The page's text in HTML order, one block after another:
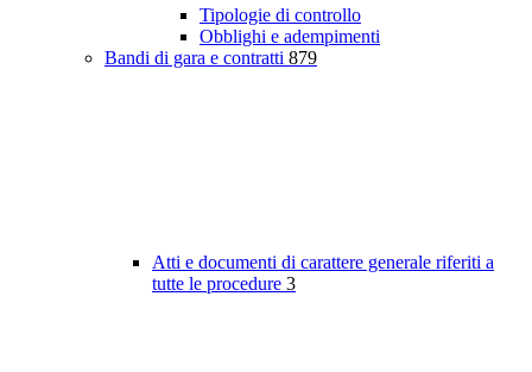
Tipologie di controllo
Obblighi e adempimenti
Bandi di gara e contratti 879
Atti e documenti di carattere generale riferiti a
tutte le procedure 3